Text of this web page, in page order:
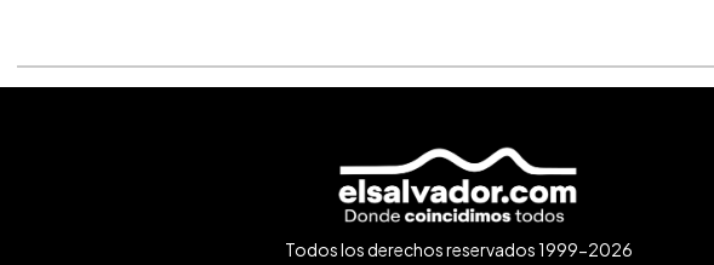
Todos los derechos reservados 1999-2026